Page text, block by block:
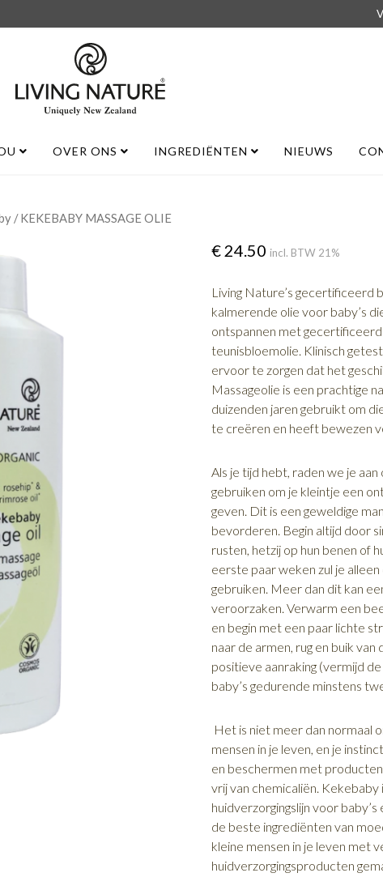
OVER ONS INGREDIËNTEN NIEUWS
/ KEKEBABY MASSAGE OLIE
€ 24.50 incl. BTW 21%
Living Nature’s gecertificeerd
kalmerende olie voor baby’s
ontspannen met
teunisbloemolie. Klinisch
ervoor te zorgen dat het
Massageolie is een prachtige
duizenden jaren gebruikt om
te creëren en heeft bewezen
Als je tijd hebt, raden we je
gebruiken om je kleintje een
geven. Dit is een geweldige
bevorderen. Begin altijd door
rusten, hetzij op hun benen of
eerste paar weken zul je
gebruiken. Meer dan dit kan
veroorzaken. Verwarm een
en begin met een paar lichte
naar de armen, rug en buik van
positieve aanraking (vermijd
baby’s gedurende minstens
Het is niet meer dan normaal
mensen in je leven, en je
en beschermen met
vrij van chemicaliën.
huidverzorgingslijn voor
de beste ingrediënten van
kleine mensen in je leven met
huidverzorgingsproducten